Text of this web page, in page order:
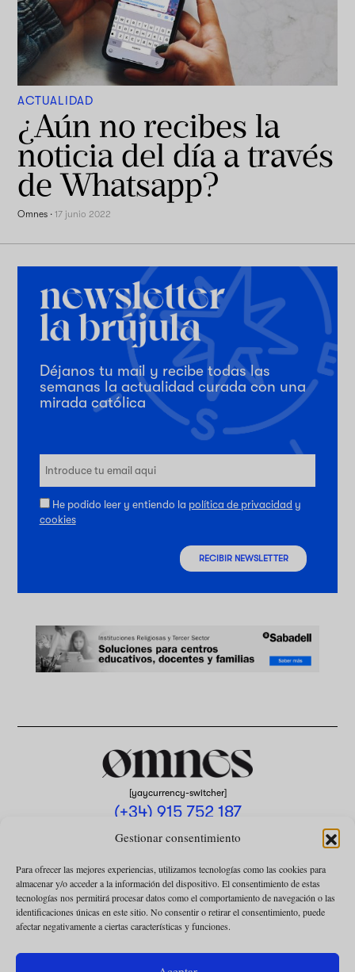
Gestionar consentimiento
Para ofrecer las mejores experiencias, utilizamos tecnologías como las cookies para
almacenar y/o acceder a la información del dispositivo. El consentimiento de estas
tecnologías nos permitirá procesar datos como el comportamiento de navegación o las
identificaciones únicas en este sitio. No consentir o retirar el consentimiento, puede
afectar negativamente a ciertas características y funciones.
ACTUALIDAD
¿Aún no recibes la
noticia del día a través
de Whatsapp?
Omnes ·17 junio 2022
Déjanos tu mail y recibe todas las
semanas la actualidad curada con una
mirada católica
He podido leer y entiendo la política de privacidad y
cookies
RECIBIR NEWSLETTER
[yaycurrency-switcher]
(+34) 915 752 187
omnes@omnesmag.com
POLÍTICA DE PRIVACIDAD